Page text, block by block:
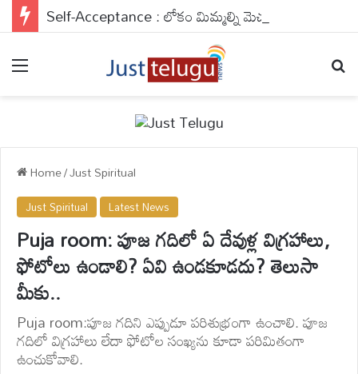
Home/Just Spiritual
Just Spiritual Latest News
Puja room: పూజ గదిలో ఏ దేవుళ్ల విగ్రహాలు,
ఫోటోలు ఉండాలి? ఏవి ఉండకూడదు? తెలుసా
మీకు..
Puja room:పూజ గదిని ఎప్పుడూ పరిశుభ్రంగా ఉంచాలి. పూజ
గదిలో విగ్రహాలు లేదా ఫోటోల సంఖ్యను కూడా పరిమితంగా
ఉంచుకోవాలి.